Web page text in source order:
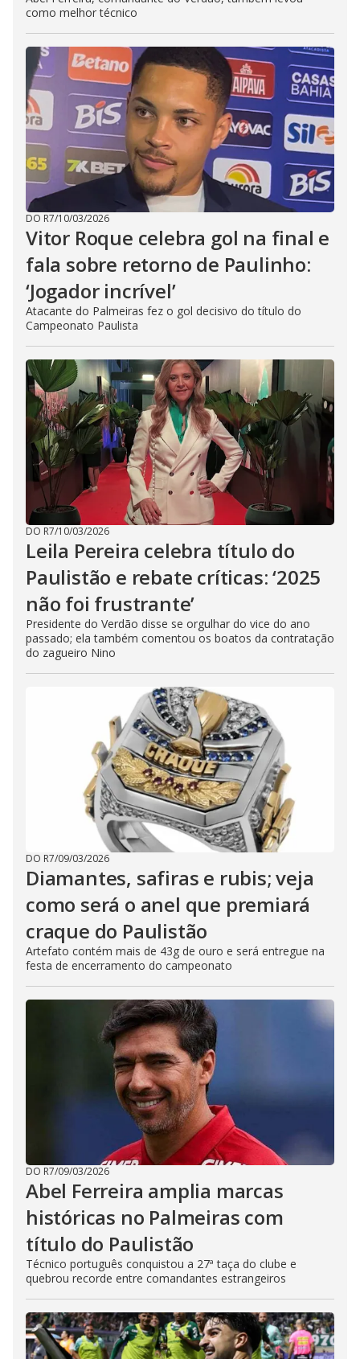
como melhor técnico
DO R7/10/03/2026
Vitor Roque celebra gol na final e
fala sobre retorno de Paulinho:
‘Jogador incrível’
Atacante do Palmeiras fez o gol decisivo do título do
Campeonato Paulista
DO R7/10/03/2026
Leila Pereira celebra título do
Paulistão e rebate críticas: ‘2025
não foi frustrante’
Presidente do Verdão disse se orgulhar do vice do ano
passado; ela também comentou os boatos da contratação
do zagueiro Nino
DO R7/09/03/2026
Diamantes, safiras e rubis; veja
como será o anel que premiará
craque do Paulistão
Artefato contém mais de 43g de ouro e será entregue na
festa de encerramento do campeonato
DO R7/09/03/2026
Abel Ferreira amplia marcas
históricas no Palmeiras com
título do Paulistão
Técnico português conquistou a 27ª taça do clube e
quebrou recorde entre comandantes estrangeiros